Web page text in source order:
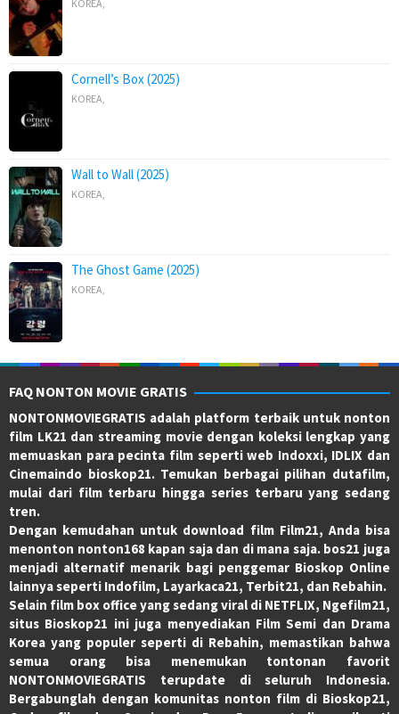
KOREA
Cornell’s Box (2025)
KOREA
Wall to Wall (2025)
KOREA
The Ghost Game (2025)
KOREA
FAQ NONTON MOVIE GRATIS
NONTONMOVIEGRATIS adalah platform terbaik untuk nonton
film LK21 dan streaming movie dengan koleksi lengkap yang
memuaskan para pecinta film seperti web Indoxxi, IDLIX dan
Cinemaindo bioskop21. Temukan berbagai pilihan dutafilm,
mulai dari film terbaru hingga series terbaru yang sedang
tren.
Dengan kemudahan untuk download film Film21, Anda bisa
menonton nonton168 kapan saja dan di mana saja. bos21 juga
menjadi alternatif menarik bagi penggemar Bioskop Online
lainnya seperti Indofilm, Layarkaca21, Terbit21, dan Rebahin.
Selain film box office yang sedang viral di NETFLIX, Ngefilm21,
situs Bioskop21 ini juga menyediakan Film Semi dan Drama
Korea yang populer seperti di Rebahin, memastikan bahwa
semua orang bisa menemukan tontonan favorit
NONTONMOVIEGRATIS terupdate di seluruh Indonesia.
Bergabunglah dengan komunitas nonton film di Bioskop21,